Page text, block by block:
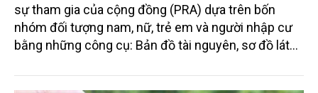
sự tham gia của cộng đồng (PRA) dựa trên bốn
nhóm đối tượng nam, nữ, trẻ em và người nhập cư
bằng những công cụ: Bản đồ tài nguyên, sơ đồ lát
thời vụ. Kết quả nghiên cứu xác định các hoạt động